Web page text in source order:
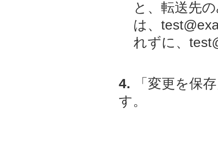
と、転送先
は、
れずに、
4. 「変更を保
す。